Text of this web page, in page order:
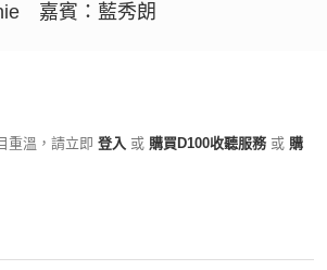
嘉賓：藍秀朗
重溫，請立即 登入 或 購買D100收聽服務 或 購